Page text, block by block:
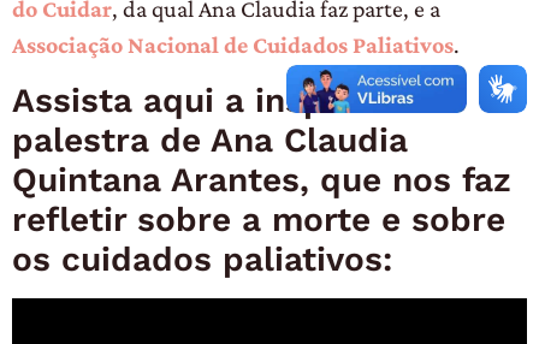
do Cuidar, da qual Ana Claudia faz parte, e a
Associação Nacional de Cuidados Paliativos.
Assista aqui a inspiradora
palestra de Ana Claudia
Quintana Arantes, que nos faz
refletir sobre a morte e sobre
os cuidados paliativos: